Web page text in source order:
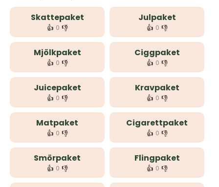
Skattepaket
👍 0 👎
Julpaket
👍 0 👎
Mjölkpaket
👍 0 👎
Ciggpaket
👍 0 👎
Juicepaket
👍 0 👎
Kravpaket
👍 0 👎
Matpaket
👍 0 👎
Cigarettpaket
👍 0 👎
Smörpaket
👍 0 👎
Flingpaket
👍 0 👎